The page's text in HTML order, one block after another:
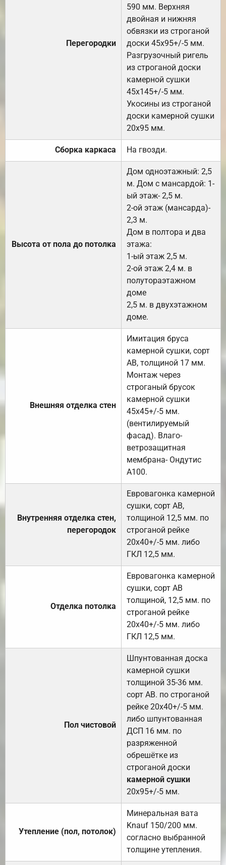
Перегородки
590 мм. Верхняя
двойная и нижняя
обвязки из строганой
доски 45х95+/-5 мм.
Разгрузочный ригель
из строганой доски
камерной сушки
45х145+/-5 мм.
Укосины из строганой
доски камерной сушки
20х95 мм.
Сборка каркаса На гвозди.
Высота от пола до потолка
Дом одноэтажный: 2,5
м. Дом с мансардой: 1-
ый этаж- 2,5 м.
2-ой этаж (мансарда)-
2,3 м.
Дом в полтора и два
этажа:
1-ый этаж 2,5 м.
2-ой этаж 2,4 м. в
полутораэтажном
доме
2,5 м. в двухэтажном
доме.
Внешняя отделка стен
Имитация бруса
камерной сушки, сорт
АВ, толщиной 17 мм.
Монтаж через
строганый брусок
камерной сушки
45х45+/-5 мм.
(вентилируемый
фасад). Влаго-
ветрозащитная
мембрана- Ондутис
А100.
Внутренняя отделка стен,
перегородок
Евровагонка камерной
сушки, сорт АВ,
толщиной 12,5 мм. по
строганой рейке
20х40+/-5 мм. либо
ГКЛ 12,5 мм.
Отделка потолка
Евровагонка камерной
сушки, сорт АВ
толщиной, 12,5 мм. по
строганой рейке
20х40+/-5 мм. либо
ГКЛ 12,5 мм.
Пол чистовой
Шпунтованная доска
камерной сушки
толщиной 35-36 мм.
сорт АВ. по строганой
рейке 20х40+/-5 мм.
либо шпунтованная
ДСП 16 мм. по
разряженной
обрешётке из
строганой доски
камерной сушки
20х95+/-5 мм.
Утепление (пол, потолок)
Минеральная вата
Knauf 150/200 мм.
согласно выбранной
толщине утепления.